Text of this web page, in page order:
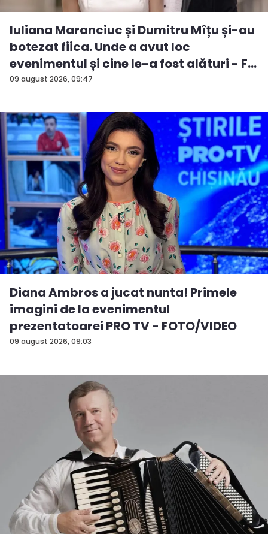
09 august 2026, 09:47
Iuliana Maranciuc și Dumitru Mîțu și-au
botezat fiica. Unde a avut loc
evenimentul și cine le-a fost alături - F...
09 august 2026, 09:03
Diana Ambros a jucat nunta! Primele
imagini de la evenimentul
prezentatoarei PRO TV - FOTO/VIDEO